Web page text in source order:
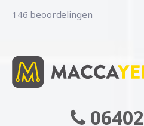
146 beoordelingen